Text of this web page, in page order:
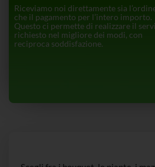
Riceviamo noi direttamente sia
che il pagamento per l’intero importo.
Questo ci permette di realizzare il
richiesto nel migliore dei modi, con
reciproca soddisfazione.